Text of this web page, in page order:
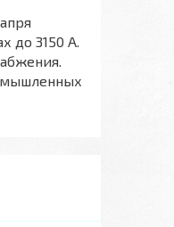
до 3150 А.